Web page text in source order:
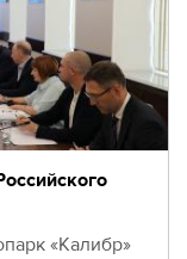
«Калибр»